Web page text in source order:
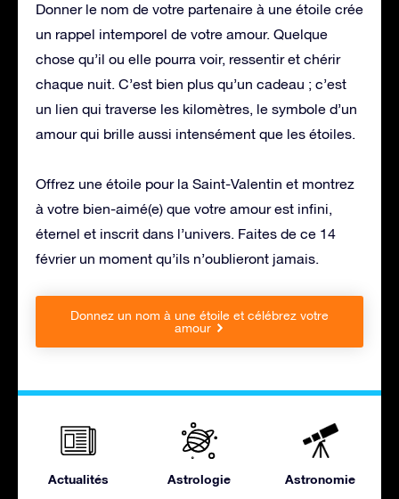
Donner le nom de votre partenaire à une étoile crée
un rappel intemporel de votre amour. Quelque
chose qu’il ou elle pourra voir, ressentir et chérir
chaque nuit. C’est bien plus qu’un cadeau ; c’est
un lien qui traverse les kilomètres, le symbole d’un
amour qui brille aussi intensément que les étoiles.
Offrez une étoile pour la Saint-Valentin et montrez
à votre bien-aimé(e) que votre amour est infini,
éternel et inscrit dans l’univers. Faites de ce 14
février un moment qu’ils n’oublieront jamais.
Donnez un nom à une étoile et célébrez votre
amour
Actualités Astrologie Astronomie